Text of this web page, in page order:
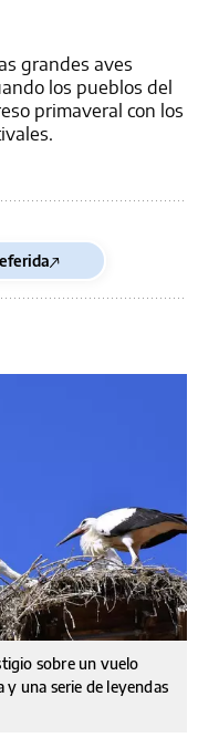
grandes aves
los pueblos del
primaveral con los
sobre un vuelo
una serie de leyendas